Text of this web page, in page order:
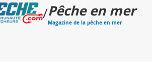
/Pêche en mer
Magazine de la pêche en mer